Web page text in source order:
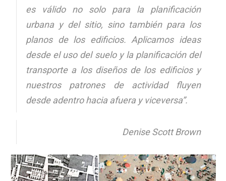
es válido no solo para la planificación
urbana y del sitio, sino también para los
planos de los edificios. Aplicamos ideas
desde el uso del suelo y la planificación del
transporte a los diseños de los edificios y
nuestros patrones de actividad fluyen
desde adentro hacia afuera y viceversa”.
Denise Scott Brown